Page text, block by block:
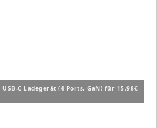
C Ladegerät (4 Ports, GaN) für 15,98€